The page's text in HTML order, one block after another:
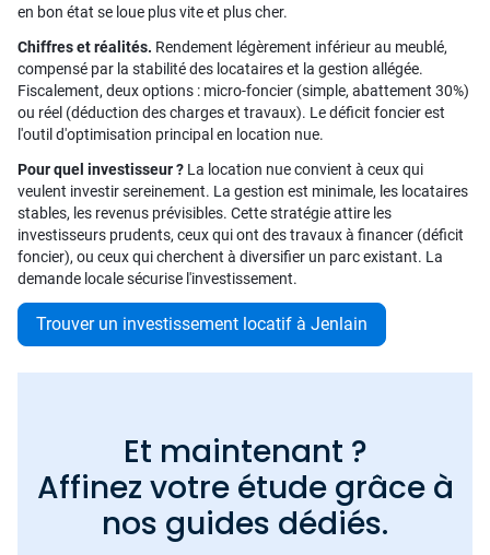
en bon état se loue plus vite et plus cher.
Chiffres et réalités. Rendement légèrement inférieur au meublé,
compensé par la stabilité des locataires et la gestion allégée.
Fiscalement, deux options : micro-foncier (simple, abattement 30%)
ou réel (déduction des charges et travaux). Le déficit foncier est
l'outil d'optimisation principal en location nue.
Pour quel investisseur ? La location nue convient à ceux qui
veulent investir sereinement. La gestion est minimale, les locataires
stables, les revenus prévisibles. Cette stratégie attire les
investisseurs prudents, ceux qui ont des travaux à financer (déficit
foncier), ou ceux qui cherchent à diversifier un parc existant. La
demande locale sécurise l'investissement.
Trouver un investissement locatif à Jenlain
Et maintenant ?
Affinez votre étude grâce à
nos guides dédiés.